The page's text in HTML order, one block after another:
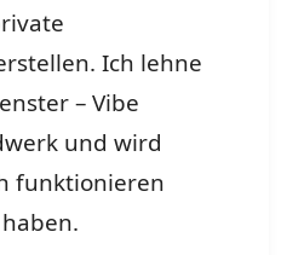
Ich lehne
– Vibe
und wird
funktionieren